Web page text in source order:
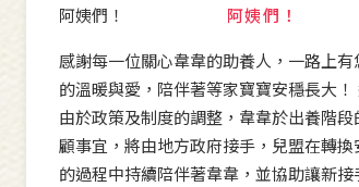
阿姨們！
感謝每一位關心韋韋的助養人，一路上有
的溫暖與愛，陪伴著等家寶寶安穩長大！
由於政策及制度的調整，韋韋於出養階段
顧事宜，將由地方政府接手，兒盟在轉換
的過程中持續陪伴著韋韋，並協助讓新接